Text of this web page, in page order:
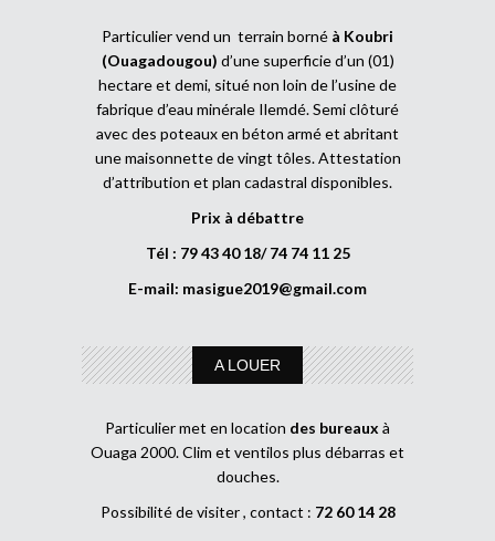
Particulier vend un terrain borné à Koubri
(Ouagadougou) d’une superficie d’un (01)
hectare et demi, situé non loin de l’usine de
fabrique d’eau minérale Ilemdé. Semi clôturé
avec des poteaux en béton armé et abritant
une maisonnette de vingt tôles. Attestation
d’attribution et plan cadastral disponibles.
Prix à débattre
Tél : 79 43 40 18/ 74 74 11 25
E-mail: masigue2019@gmail.com
A LOUER
Particulier met en location des bureaux à
Ouaga 2000. Clim et ventilos plus débarras et
douches.
Possibilité de visiter , contact : 72 60 14 28